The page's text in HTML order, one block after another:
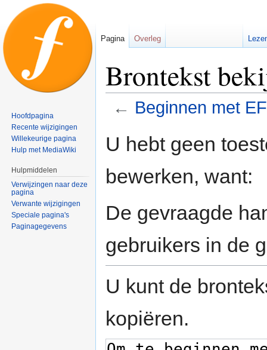
Brontekst
← Beginnen met
navigatie
zoeken
U hebt geen
bewerken, want:
De gevraagde
gebruikers in de
U kunt de
kopiëren.
Pagina Overleg
Hoofdpagina
Recente wijzigingen
Willekeurige pagina
Hulp met MediaWiki
Hulpmiddelen
Verwijzingen naar deze
pagina
Verwante wijzigingen
Speciale pagina's
Paginagegevens